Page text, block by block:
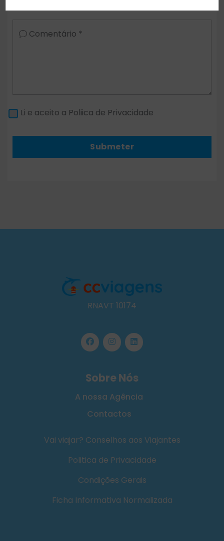
Comentário *
Li e aceito a Poliica de Privacidade
Submeter
RNAVT 10174
Sobre Nós
A nossa Agência
Contactos
Vai viajar? Conselhos aos Viajantes
Politica de Privacidade
Condições Gerais
Ficha Informativa Normalizada